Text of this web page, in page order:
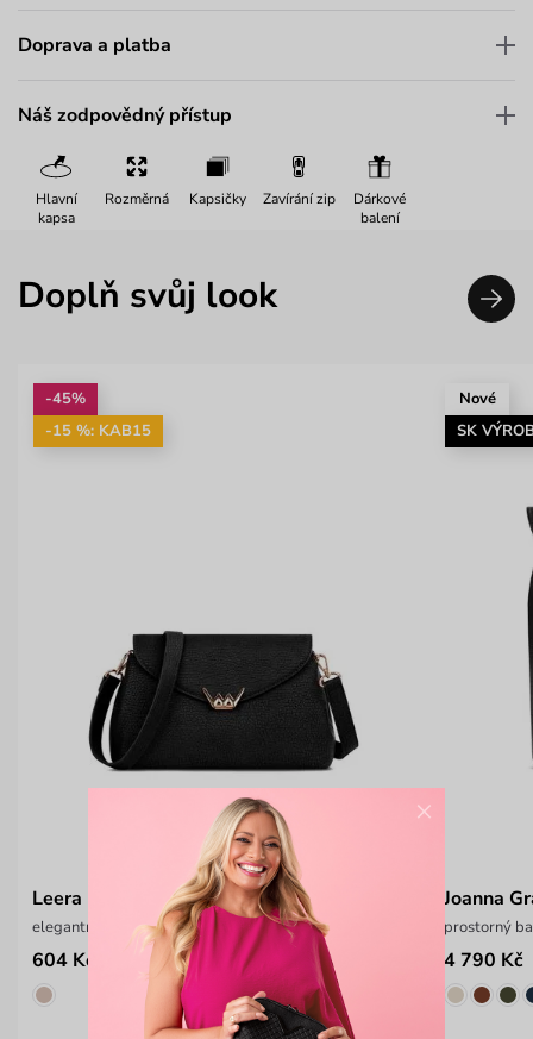
Doprava a platba
Náš zodpovědný přístup
Hlavní
kapsa
Rozměrná Kapsičky Zavírání zip
Dárkové
balení
Doplň svůj look
-45%
-15 %: KAB15
Leera Black
elegantní crossbody kabelka
604 Kč 1 099 Kč
Nové
SK
Joanna
prostorný
4 790 Kč
×